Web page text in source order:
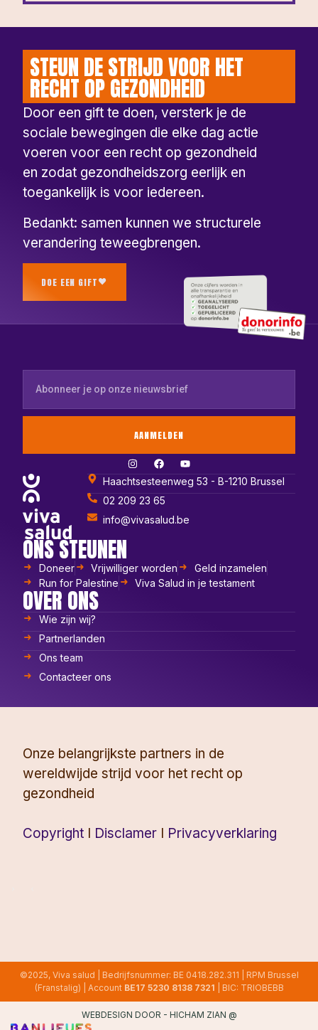
STEUN DE STRIJD VOOR HET
RECHT OP GEZONDHEID
Door een gift te doen, versterk je de
sociale bewegingen die elke dag actie
voeren voor een recht op gezondheid
en zodat gezondheidszorg eerlijk en
toegankelijk is voor iedereen.
Bedankt: samen kunnen we structurele
verandering teweegbrengen.
DOE EEN GIFT
AANMELDEN
Haachtsesteenweg 53 - B-1210 Brussel
02 209 23 65
info@vivasalud.be
ONS STEUNEN
Doneer Vrijwilliger worden
Geld inzamelen
Run for Palestine
Viva Salud in je testament
OVER ONS
Wie zijn wij?
Partnerlanden
Ons team
Contacteer ons
Onze belangrijkste partners in de
wereldwijde strijd voor het recht op
gezondheid
Copyright I Disclamer I Privacyverklaring
©2025, Viva salud | Bedrijfsnummer: BE 0418.282.311 | RPM Brussel
(Franstalig) | Account BE17 5230 8138 7321 | BIC: TRIOBEBB
WEBDESIGN DOOR - HICHAM ZIAN @